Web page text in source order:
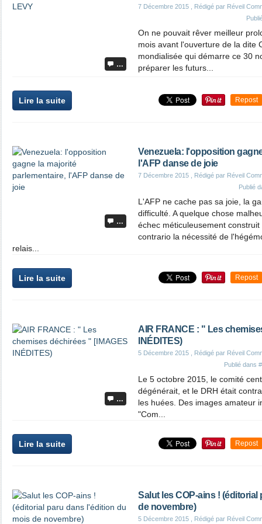
…
7 Décembre 2015 , Rédigé par Réveil
On ne pouvait rêver meilleur
mois avant l'ouverture de la dite
mondialisée qui démarre ce 30
préparer les futurs...
Lire la suite Repost
…
Venezuela: l'opposition
l'AFP danse de joie
7 Décembre 2015 , Rédigé par Réveil
Publié
L'AFP ne cache pas sa joie, la
difficulté. A quelque chose
échec méticuleusement
contrario la nécessité de
relais...
Lire la suite Repost
…
AIR FRANCE : " Les
INÉDITES)
5 Décembre 2015 , Rédigé par Réveil
Publié dans
Le 5 octobre 2015, le comité
dégénérait, et le DRH était
les huées. Des images amateur
"Com...
Lire la suite Repost
Salut les COP-ains !
de novembre)
5 Décembre 2015 , Rédigé par Réveil